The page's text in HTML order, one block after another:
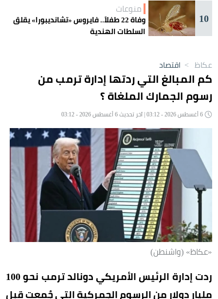
10
منوعات
وفاة 22 طفلاً.. فايروس «تشانديبورا» يقلق
السلطات الهندية
عكاظ > اقتصاد
كم المبالغ التي ردتها إدارة ترمب من
رسوم الجمارك الملغاة ؟
«عكاظ» (واشنطن)
ردت إدارة الرئيس الأمريكي دونالد ترمب نحو 100
مليار دولار من الرسوم الجمركية التي جُمعت قبل